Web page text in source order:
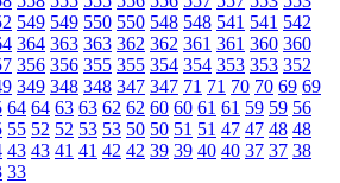
549 549 550 550 548 548 541 541 542
364 363 363 362 362 361 361 360 360
356 356 355 355 354 354 353 353 352
349 348 348 347 347 71 71 70 70 69 69
64 64 63 63 62 62 60 60 61 61 59 59 56
55 52 52 53 53 50 50 51 51 47 47 48 48
43 43 41 41 42 42 39 39 40 40 37 37 38
33